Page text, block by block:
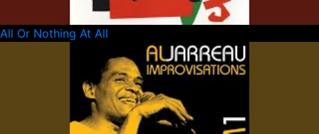
All Or Nothing At All